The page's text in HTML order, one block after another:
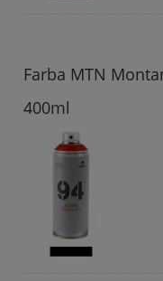
Farba MTN
400ml